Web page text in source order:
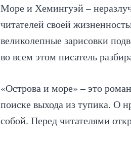
Море и Хемингуэй –
читателей своей
великолепные зарисовки
во всем этом писатель
«Острова и море» – это
поиске выхода из тупика. О
собой. Перед читателями